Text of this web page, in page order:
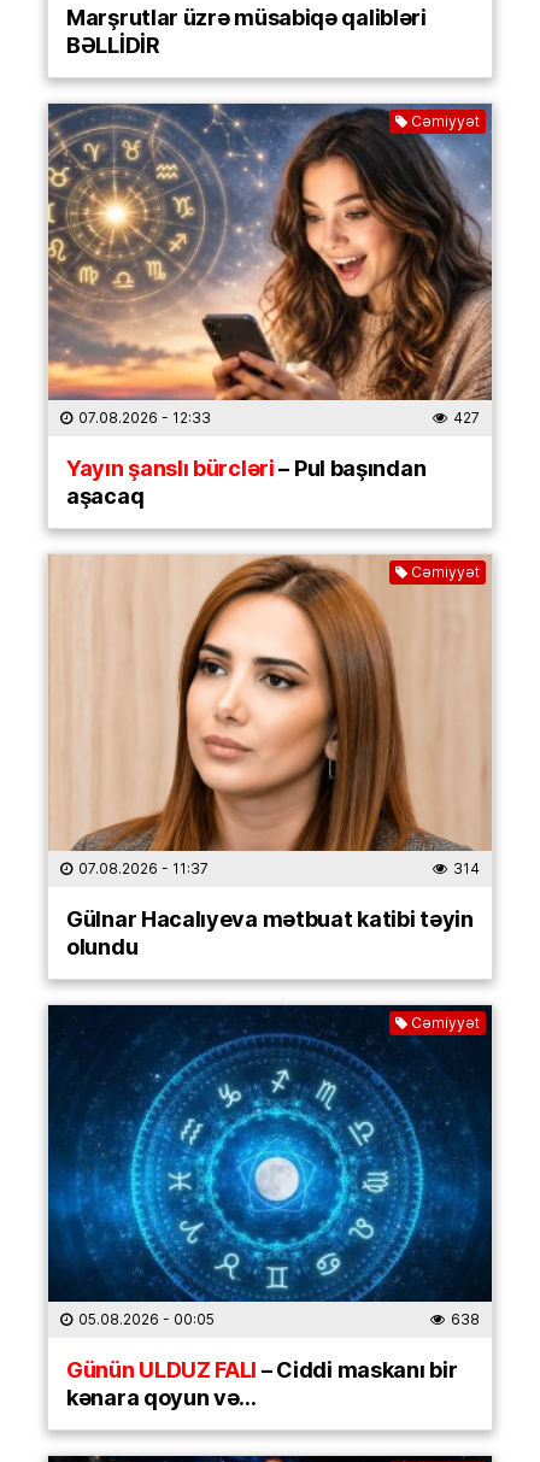
Marşrutlar üzrə müsabiqə qalibləri
BƏLLİDİR
Cəmiyyət
07.08.2026 - 12:33 427
Yayın şanslı bürcləri– Pul başından
aşacaq
Cəmiyyət
07.08.2026 - 11:37 314
Gülnar Hacalıyeva mətbuat katibi təyin
olundu
Cəmiyyət
05.08.2026 - 00:05 638
Günün ULDUZ FALI– Ciddi maskanı bir
kənara qoyun və…